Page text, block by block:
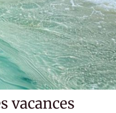
vacances